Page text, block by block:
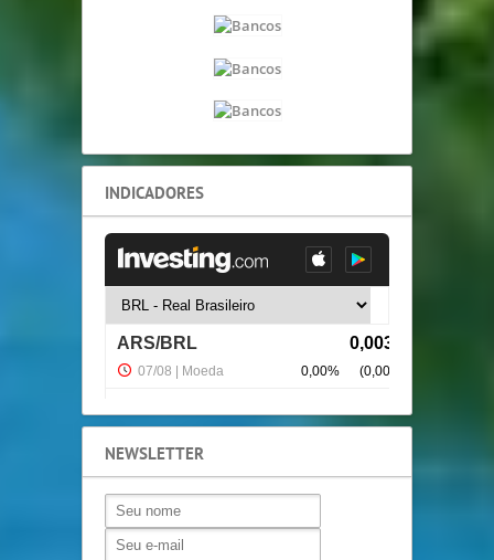
INDICADORES
NEWSLETTER